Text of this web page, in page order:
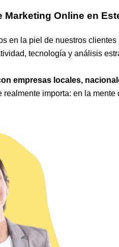
Marketing Online en
en la piel de nuestros
tecnología y análisis
empresas locales,
importa: en la